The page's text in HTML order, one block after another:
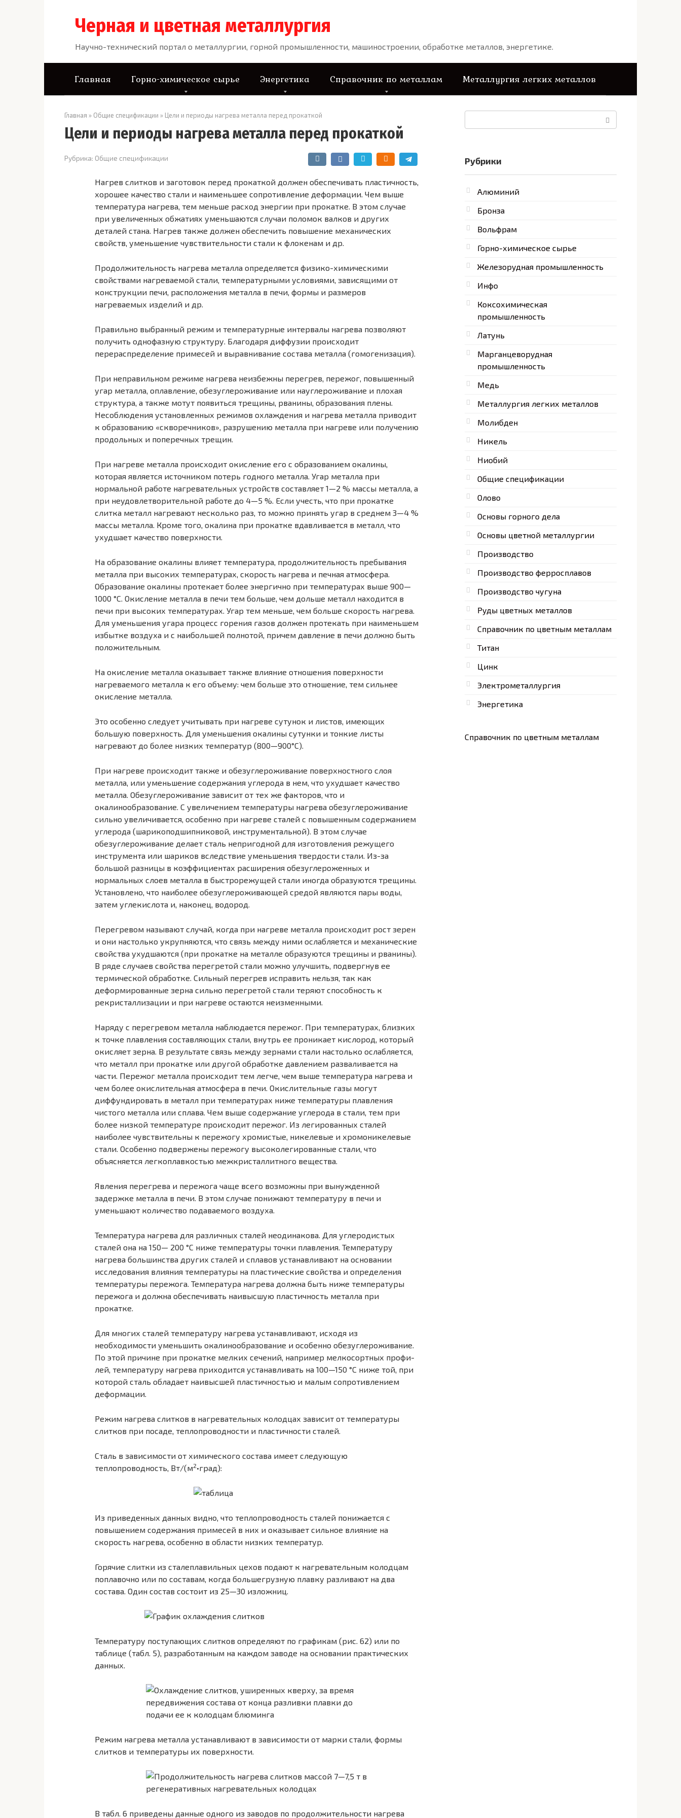
Черная и цветная металлургия
Научно-технический портал о металлургии, горной промышленности, машиностроении, обработке металлов, энергетике.
Главная Горно-химическое сырье Энергетика Справочник по металлам Металлургия легких металлов
Главная » Общие спецификации » Цели и периоды нагрева металла перед прокаткой
Цели и периоды нагрева металла перед прокаткой
Рубрика: Общие спецификации
Нагрев слитков и заготовок перед прокаткой должен обес­печивать пластичность,
хорошее качество стали и наимень­шее сопротивление деформации. Чем выше
температура нагрева, тем меньше расход энергии при прокатке. В этом случае
при увеличенных обжатиях уменьшаются случаи поломок валков и других
деталей стана. Нагрев также дол­жен обеспечить повышение механических
свойств, умень­шение чувствительности стали к флокенам и др.
Продолжительность нагрева металла определяется фи­зико-химическими
свойствами нагреваемой стали, темпера­турными условиями, зависящими от
конструкции печи, рас­положения металла в печи, формы и размеров
нагреваемых изделий и др.
Правильно выбранный режим и температурные интерва­лы нагрева позволяют
получить однофазную структуру. Благодаря диффузии происходит
перераспределение приме­сей и выравнивание состава металла (гомогенизация).
При неправильном режиме нагрева неизбежны пере­грев, пережог, повышенный
угар металла, оплавление, обез­углероживание или науглероживание и плохая
структура, а также мотут появиться трещины, рванины, образования плены.
Несоблюдения установленных режимов охлаждения и нагрева металла приводит
к образованию «скворечников», разрушению металла при нагреве или получению
продольных и поперечных трещин.
При нагреве металла происходит окисление его с обра­зованием окалины,
которая является источником потерь годного металла. Угар металла при
нормальной работе на­гревательных устройств составляет 1—2 % массы металла, а
при неудовлетворительной работе до 4—5 %. Если учесть, что при прокатке
слитка металл нагревают несколько раз, то можно принять угар в среднем 3—4 %
массы металла. Кроме того, окалина при прокатке вдавливается в металл, что
ухудшает качество поверхности.
На образование окалины влияет температура, продол­жительность пребывания
металла при высоких температу­рах, скорость нагрева и печная атмосфера.
Образование окалины протекает более энергично при температурах выше 900—
1000 °С. Окисление металла в печи тем больше, чем дольше металл находится в
печи при высоких температу­рах. Угар тем меньше, чем больше скорость нагрева.
Для уменьшения угара процесс горения газов должен протекать при наименьшем
избытке воздуха и с наибольшей полнотой, причем давление в печи должно быть
положительным.
На окисление металла оказывает также влияние отно­шения поверхности
нагреваемого металла к его объему: чем больше это отношение, тем сильнее
окисление металла.
Это особенно следует учитывать при нагреве сутунок и лис­тов, имеющих
большую поверхность. Для уменьшения ока­лины сутунки и тонкие листы
нагревают до более низких температур (800—900°С).
При нагреве происходит также и обезуглероживание по­верхностного слоя
металла, или уменьшение содержания углерода в нем, что ухудшает качество
металла. Обезугле­роживание зависит от тех же факторов, что и
окалинообразование. С увеличением температуры нагрева обезуглеро­живание
сильно увеличивается, особенно при нагреве ста­лей с повышенным содержанием
углерода (шарикопод­шипниковой, инструментальной). В этом случае
обезуглероживание делает сталь непригодной для изготовления ре­жущего
инструмента или шариков вследствие уменьшения твердости стали. Из-за
большой разницы в коэффициентах расширения обезуглероженных и
нормальных слоев метал­ла в быстрорежущей стали иногда образуются трещины.
Установлено, что наиболее обезуглероживающей средой яв­ляются пары воды,
затем углекислота и, наконец, водород.
Перегревом называют случай, когда при нагреве метал­ла происходит рост зерен
и они настолько укрупняются, что связь между ними ослабляется и механические
свойства ухудшаются (при прокатке на металле образуются трещи­ны и рванины).
В ряде случаев свойства перегретой стали можно улучшить, подвергнув ее
термической обработке. Сильный перегрев исправить нельзя, так как
деформиро­ванные зерна сильно перегретой стали теряют способность к
рекристаллизации и при нагреве остаются неизменными.
Наряду с перегревом металла наблюдается пережог. При температурах, близких
к точке плавления составляю­щих стали, внутрь ее проникает кислород, который
окисля­ет зерна. В результате связь между зернами стали настолько ослабляется,
что металл при прокатке или другой обра­ботке давлением разваливается на
части. Пережог металла происходит тем легче, чем выше температура нагрева и
чем более окислительная атмосфера в печи. Окислительные га­зы могут
диффундировать в металл при температурах ниже температуры плавления
чистого металла или сплава. Чем выше содержание углерода в стали, тем при
более низкой температуре происходит пережог. Из легированных сталей
наиболее чувствительны к пережогу хромистые, никелевые и хромоникелевые
стали. Особенно подвержены пережогу высоколегированные стали, что
объясняется легкоплавко­стью межкристаллитного вещества.
Явления перегрева и пережога чаще всего возможны при вынужденной
задержке металла в печи. В этом случае понижают температуру в печи и
уменьшают количество по­даваемого воздуха.
Температура нагрева для различных сталей неодинако­ва. Для углеродистых
сталей она на 150— 200 °С ниже тем­пературы точки плавления. Температуру
нагрева большин­ства других сталей и сплавов устанавливают на основании
исследования влияния температуры на пластические свой­ства и определения
температуры пережога. Температура нагрева должна быть ниже температуры
пережога и дол­жна обеспечивать наивысшую пластичность металла при
прокатке.
Для многих сталей температуру нагрева устанавлива­ют, исходя из
необходимости уменьшить окалинообразование и особенно обезуглероживание.
По этой причине при прокатке мелких сечений, например мелкосортных профи­
лей, температуру нагрева приходится устанавливать на 100—150 °С ниже той, при
которой сталь обладает наи­высшей пластичностью и малым сопротивлением
деформации.
Режим нагрева слитков в нагревательных колодцах за­висит от температуры
слитков при посаде, теплопроводно­сти и пластичности сталей.
Сталь в зависимости от химического состава имеет следующую
теплопроводность, Вт/(м2•град):
Из приведенных данных видно, что теплопроводность сталей понижается с
повышением содержания примесей в них и оказывает сильное влияние на
скорость нагрева, особенно в области низких температур.
Горячие слитки из сталеплавильных цехов подают к на­гревательным колодцам
поплавочно или по составам, когда большегрузную плавку разливают на два
состава. Один состав состоит из 25—30 изложниц.
Температуру поступающих слитков определяют по гра­фикам (рис. 62) или по
таблице (табл. 5), разработанным на каждом заводе на основании практических
данных.
Режим нагрева металла устанавливают в зависимости от марки стали, формы
слитков и температуры их поверх­ности.
В табл. 6 приведены данные одного из заводов по про­должительности нагрева
Рубрики
Алюминий
Бронза
Вольфрам
Горно-химическое сырье
Железорудная промышленность
Инфо
Коксохимическая
промышленность
Латунь
Марганцеворудная
промышленность
Медь
Металлургия легких металлов
Молибден
Никель
Ниобий
Общие спецификации
Олово
Основы горного дела
Основы цветной металлургии
Производство
Производство ферросплавов
Производство чугуна
Руды цветных металлов
Справочник по цветным металлам
Титан
Цинк
Электрометаллургия
Энергетика
Справочник по цветным металлам